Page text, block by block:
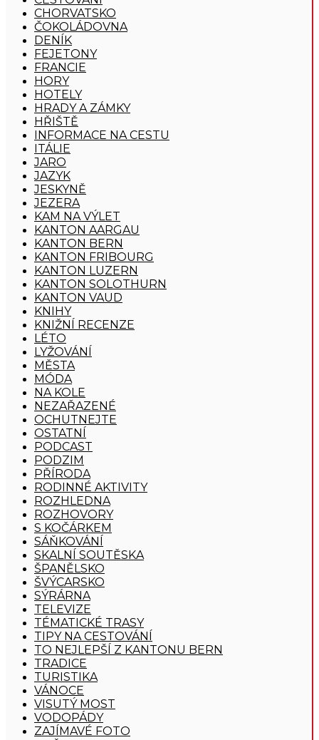
CHORVATSKO
ČOKOLÁDOVNA
DENÍK
FEJETONY
FRANCIE
HORY
HOTELY
HRADY A ZÁMKY
HŘIŠTĚ
INFORMACE NA CESTU
ITÁLIE
JARO
JAZYK
JESKYNĚ
JEZERA
KAM NA VÝLET
KANTON AARGAU
KANTON BERN
KANTON FRIBOURG
KANTON LUZERN
KANTON SOLOTHURN
KANTON VAUD
KNIHY
KNIŽNÍ RECENZE
LÉTO
LYŽOVÁNÍ
MĚSTA
MÓDA
NA KOLE
NEZAŘAZENÉ
OCHUTNEJTE
OSTATNÍ
PODCAST
PODZIM
PŘÍRODA
RODINNÉ AKTIVITY
ROZHLEDNA
ROZHOVORY
S KOČÁRKEM
SÁŇKOVÁNÍ
SKALNÍ SOUTĚSKA
ŠPANĚLSKO
ŠVÝCARSKO
SÝRÁRNA
TELEVIZE
TÉMATICKÉ TRASY
TIPY NA CESTOVÁNÍ
TO NEJLEPŠÍ Z KANTONU BERN
TRADICE
TURISTIKA
VÁNOCE
VISUTÝ MOST
VODOPÁDY
ZAJÍMAVÉ FOTO